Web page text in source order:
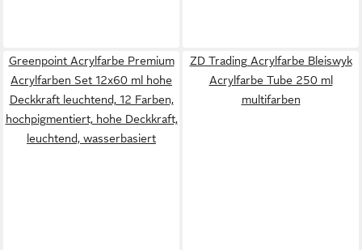
Greenpoint Acrylfarbe Premium
Acrylfarben Set 12x60 ml hohe
Deckkraft leuchtend, 12 Farben,
hochpigmentiert, hohe Deckkraft,
leuchtend, wasserbasiert
ZD Trading Acrylfarbe Bleiswyk
Acrylfarbe Tube 250 ml
multifarben